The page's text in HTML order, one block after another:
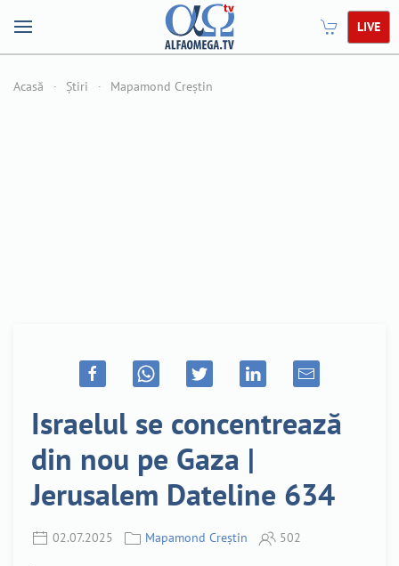
LIVE
Acasă Știri Mapamond Creștin
Israelul se concentrează
din nou pe Gaza |
Jerusalem Dateline 634
02.07.2025 Mapamond Creștin 502